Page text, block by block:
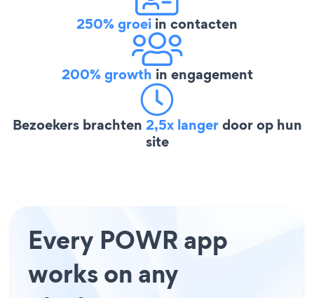
250% groei in contacten
200% growth in engagement
Bezoekers brachten 2,5x langerdoor op hun
site
Every POWR app
works on any